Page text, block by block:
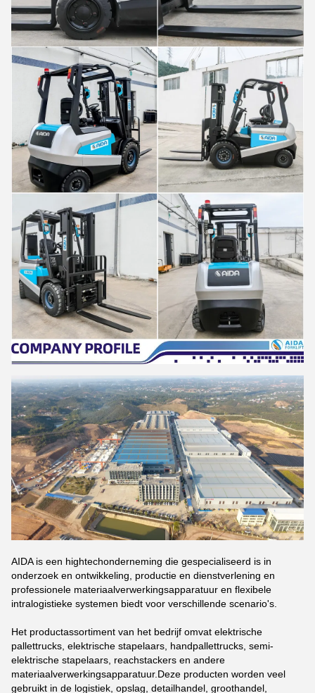
AIDA is een hightechonderneming die gespecialiseerd is in
onderzoek en ontwikkeling, productie en dienstverlening en
professionele materiaalverwerkingsapparatuur en flexibele
intralogistieke systemen biedt voor verschillende scenario's.
Het productassortiment van het bedrijf omvat elektrische
pallettrucks, elektrische stapelaars, handpallettrucks, semi-
elektrische stapelaars, reachstackers en andere
materiaalverwerkingsapparatuur.Deze producten worden veel
gebruikt in de logistiek, opslag, detailhandel, groothandel,